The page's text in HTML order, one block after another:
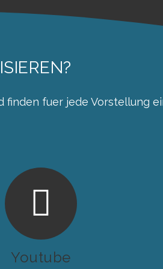
fuer jede Vorstellung
Youtube